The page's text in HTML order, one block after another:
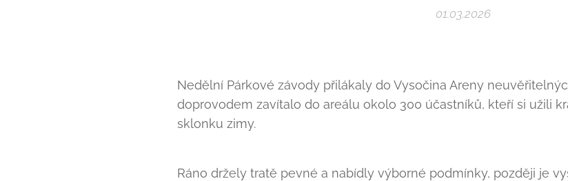
01.03.2026
Nedělní Párkové závody přilákaly do Vysočina Areny
doprovodem zavítalo do areálu okolo 300 účastníků, kteří si užili
sklonku zimy.
Ráno držely tratě pevné a nabídly výborné podmínky, později je